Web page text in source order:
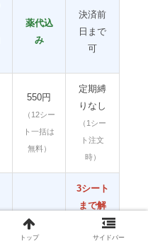
薬代込
み
決済前
日まで
可
550円
（12シー
ト一括は
無料）
定期縛
りなし
（1シー
ト注文
時）
550円/
配送
3シート
まで解
約不可
（初回プ
トップ サイドバー